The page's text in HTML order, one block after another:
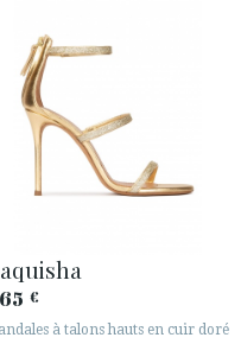
€
à talons hauts en cuir doré